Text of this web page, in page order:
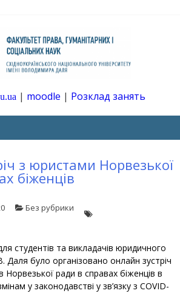
І
| moodle | Розклад занять
з юристами Норвезької
біженців
Без рубрики
студентів та викладачів юридичного
Даля було організовано онлайн зустріч
Норвезької ради в справах біженців в
у законодавстві у зв’язку з COVID-